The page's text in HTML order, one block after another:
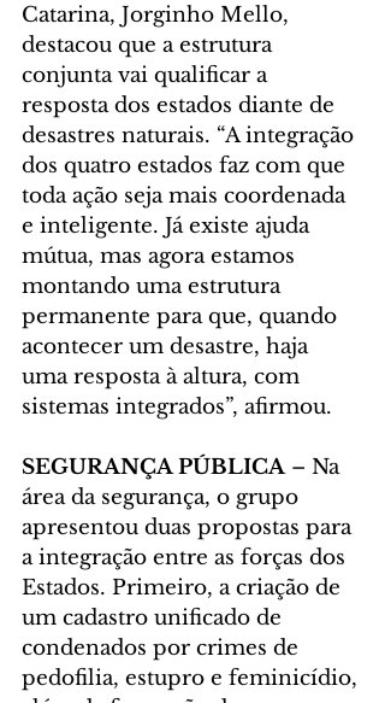
Catarina, Jorginho Mello,
destacou que a estrutura
conjunta vai qualificar a
resposta dos estados diante de
desastres naturais. “A integração
dos quatro estados faz com que
toda ação seja mais coordenada
e inteligente. Já existe ajuda
mútua, mas agora estamos
montando uma estrutura
permanente para que, quando
acontecer um desastre, haja
uma resposta à altura, com
sistemas integrados”, afirmou.
SEGURANÇA PÚBLICA – Na
área da segurança, o grupo
apresentou duas propostas para
a integração entre as forças dos
Estados. Primeiro, a criação de
um cadastro unificado de
condenados por crimes de
pedofilia, estupro e feminicídio,